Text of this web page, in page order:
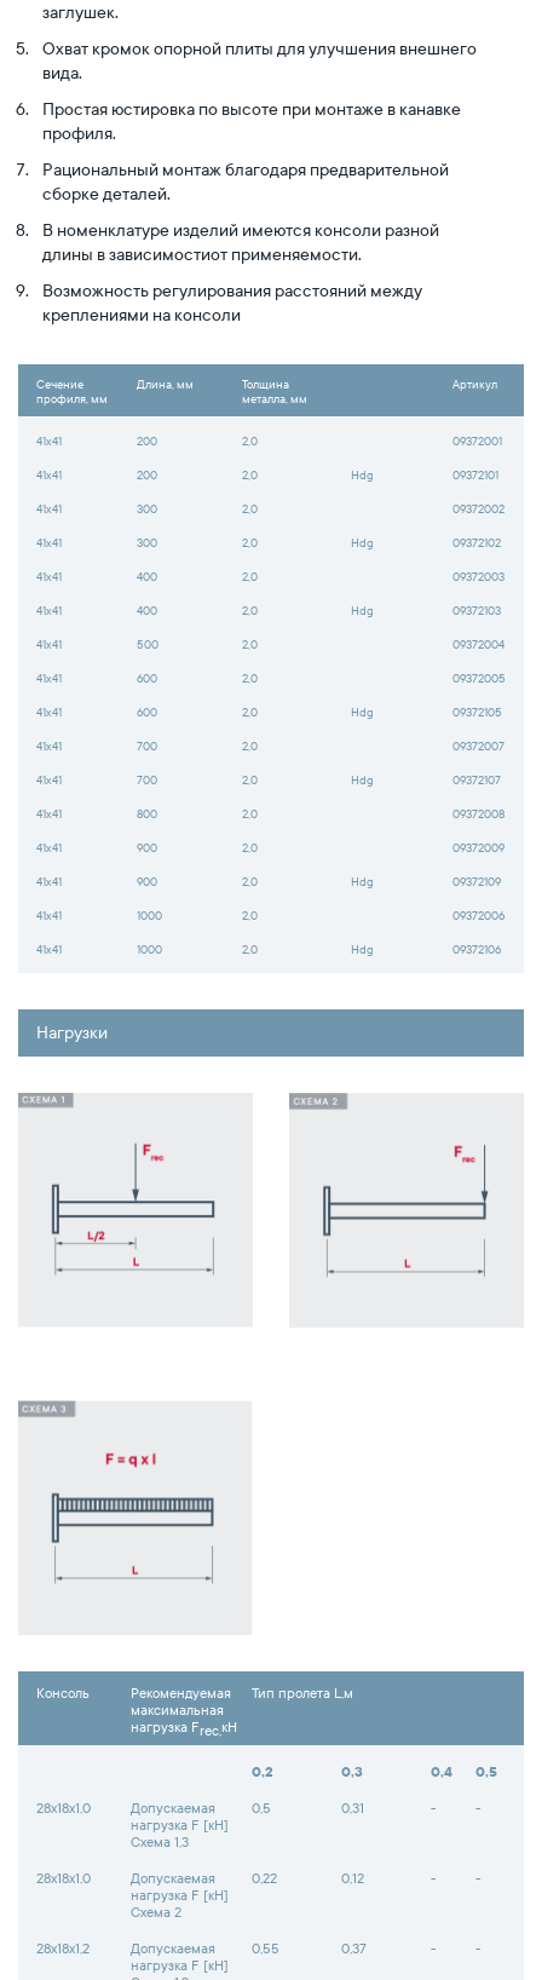
заглушек.
Охват кромок опорной плиты для улучшения внешнего
вида.
Простая юстировка по высоте при монтаже в канавке
профиля.
Рациональный монтаж благодаря предварительной
сборке деталей.
В номенклатуре изделий имеются консоли разной
длины в зависимостиот применяемости.
Возможность регулирования расстояний между
креплениями на консоли
Сечение
профиля, мм
Длина, мм
Толщина
металла, мм
Артикул
41x41 200 2,0 09372001
41x41 200 2,0 Hdg 09372101
41x41 300 2,0 09372002
41x41 300 2,0 Hdg 09372102
41x41 400 2,0 09372003
41x41 400 2,0 Hdg 09372103
41x41 500 2,0 09372004
41x41 600 2,0 09372005
41x41 600 2,0 Hdg 09372105
41x41 700 2,0 09372007
41x41 700 2,0 Hdg 09372107
41x41 800 2,0 09372008
41x41 900 2,0 09372009
41x41 900 2,0 Hdg 09372109
41x41 1000 2,0 09372006
41x41 1000 2,0 Hdg 09372106
Нагрузки
Консоль
Рекомендуемая
максимальная
нагрузка Frec,кН
Тип пролета L,м
0,2 0,3 0,4 0,5
28х18х1,0
Допускаемая
нагрузка F [кН]
Схема 1,3
0,5 0,31 - -
28х18х1,0
Допускаемая
нагрузка F [кН]
Схема 2
0,22 0,12 - -
28х18х1,2
Допускаемая
нагрузка F [кН]
0,55 0,37 - -